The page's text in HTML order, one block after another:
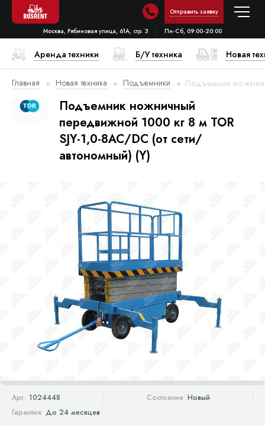
Отправить заявку
Москва, Рябиновая улица, 61А, стр. 3 Пн-Сб, 09:00-20:00
Аренда техники Б/У техника Новая
Главная Новая техника Подъемники Подъемник
Подъемник ножничный
передвижной 1000 кг 8 м TOR
SJY-1,0-8AC/DC (от сети/
автономный) (Y)
Арт.: 1024448 Состояние: Новый
Гарантия: До 24 месяцев